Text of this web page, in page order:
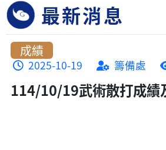
最新消息
成績
2025-10-19 籌備處
114/10/19武術散打成績